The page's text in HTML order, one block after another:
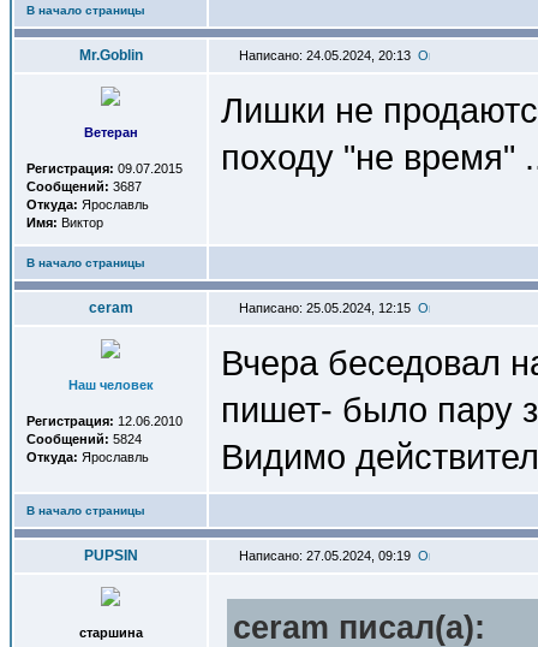
В начало страницы
Mr.Goblin Написано: 24.05.2024, 20:13
Ветеран
Регистрация: 09.07.2015
Сообщений: 3687
Откуда: Ярославль
Имя: Виктор
Лишки не
походу "не время"
В начало страницы
ceram Написано: 25.05.2024, 12:15
Наш человек
Регистрация: 12.06.2010
Сообщений: 5824
Откуда: Ярославль
Вчера беседовал
пишет- было пару
Видимо
В начало страницы
PUPSIN Написано: 27.05.2024, 09:19
старшина ceram писал(a):